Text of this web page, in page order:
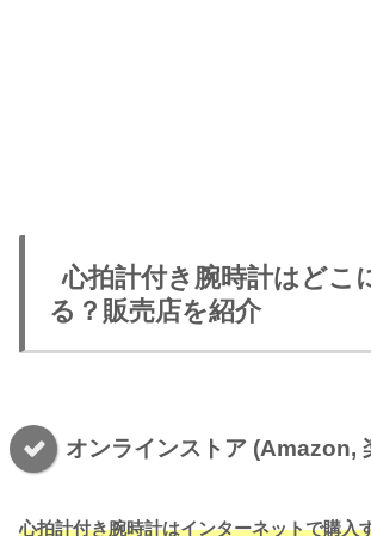
心拍計付き腕時計はどこ
る？販売店を紹介
オンラインストア (Amazon,
心拍計付き腕時計はインターネットで購入